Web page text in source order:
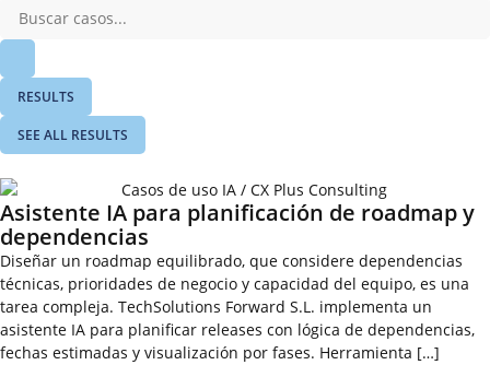
RESULTS
SEE ALL RESULTS
Asistente IA para planificación de roadmap y
dependencias
Diseñar un roadmap equilibrado, que considere dependencias
técnicas, prioridades de negocio y capacidad del equipo, es una
tarea compleja. TechSolutions Forward S.L. implementa un
asistente IA para planificar releases con lógica de dependencias,
fechas estimadas y visualización por fases. Herramienta […]